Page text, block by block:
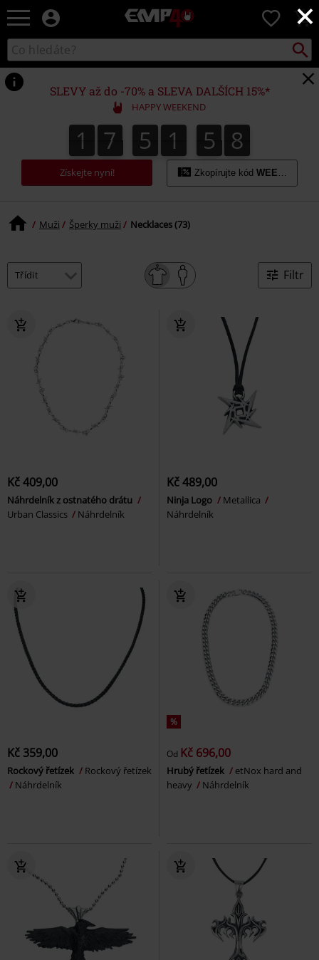
×
EMP
Hudba,
filmy
&
seriály,
Merch
pro
hráče,
Alternativní
móda
0
Katalog
vyhledávání
SLEVY až do -70% a SLEVA DALŠÍCH 15%*
HAPPY WEEKEND
1
1 7
7 5
5 1
2
1 5
0
5 6
7
6
8
7
Získejte nyní! Zkopírujte kód WEEKEND
Muži Šperky muži Necklaces (73)
Filtr
Kč 409,00
Náhrdelník z ostnatého drátu
Urban Classics
Náhrdelník
Kč 489,00
Ninja Logo
Metallica
Náhrdelník
Kč 359,00
Rockový řetízek
Rockový řetízek
Náhrdelník
%
Od Kč 696,00
Hrubý řetízek
etNox hard and
heavy
Náhrdelník